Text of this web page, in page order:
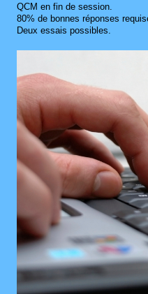
QCM en fin de session.
80% de bonnes réponses
Deux essais possibles.